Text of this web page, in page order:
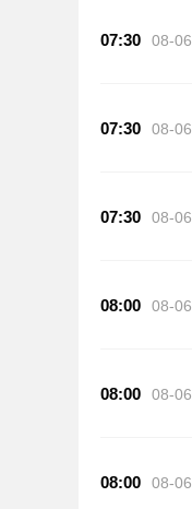
07:30 08-06
07:30 08-06
07:30 08-06
08:00 08-06
08:00 08-06
08:00 08-06